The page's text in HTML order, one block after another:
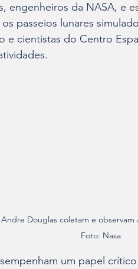
engenheiros da NASA, e
passeios lunares
e cientistas do Centro
Douglas coletam e
Foto: Nasa
um papel